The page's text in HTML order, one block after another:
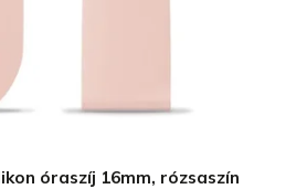
óraszíj 16mm, rózsaszín